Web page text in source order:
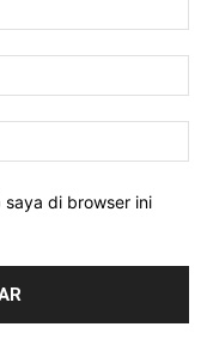
saya di browser ini